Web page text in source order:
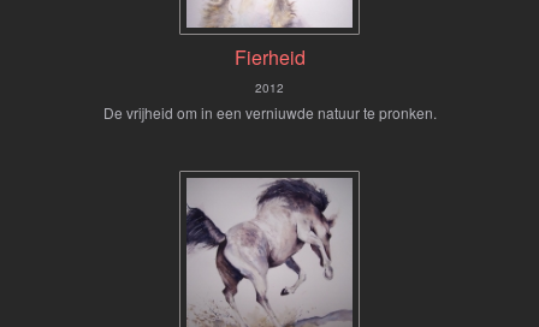
Fierheid
2012
De vrijheid om in een verniuwde natuur te pronken.